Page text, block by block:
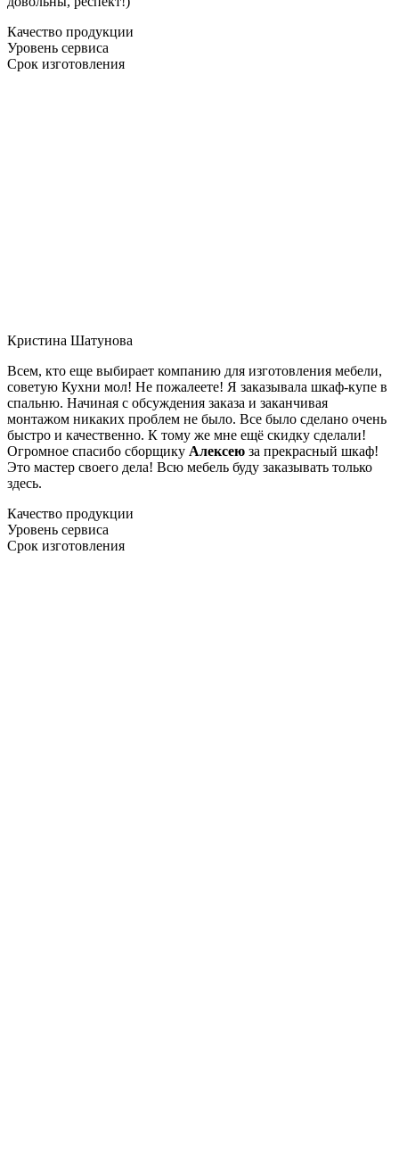
Качество продукции
Уровень сервиса
Срок изготовления
Кристина Шатунова
Всем, кто еще выбирает компанию для изготовления мебели,
советую Кухни мол! Не пожалеете! Я заказывала шкаф-купе в
спальню. Начиная с обсуждения заказа и заканчивая
монтажом никаких проблем не было. Все было сделано очень
быстро и качественно. К тому же мне ещё скидку сделали!
Огромное спасибо сборщику Алексею за прекрасный шкаф!
Это мастер своего дела! Всю мебель буду заказывать только
здесь.
Качество продукции
Уровень сервиса
Срок изготовления